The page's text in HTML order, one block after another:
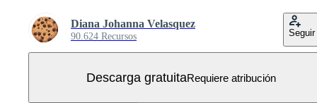
Diana Johanna Velasquez
90.624 Recursos Seguir
Descarga gratuitaRequiere atribución